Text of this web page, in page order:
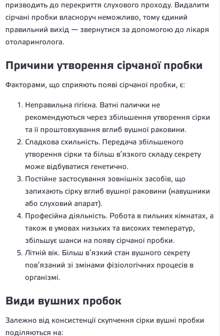
призводить до перекриття слухового проходу. Видалити
сірчані пробки власноруч неможливо, тому єдиний
правильний вихід — звернутися за допомогою до лікаря
отоларинголога.
Причини утворення сірчаної пробки
Факторами, що сприяють появі сірчаної пробки, є:
Неправильна гігієна. Ватні палички не
рекомендуються через збільшення утворення сірки
та її проштовхування вглиб вушної раковини.
Спадкова схильність. Передача збільшеного
утворення сірки та більш в’язкого складу секрету
може відбуватися генетично.
Постійне застосування зовнішніх засобів, що
запихають сірку вглиб вушної раковини (навушники
або слуховий апарат).
Професійна діяльність. Робота в пильних кімнатах, а
також в умовах низьких та високих температур,
збільшує шанси на появу сірчаної пробки.
Літній вік. Більш в’язкий стан вушного секрету
пов’язаний зі змінами фізіологічних процесів в
організмі.
Види вушних пробок
Залежно від консистенції скупчення сірки вушні пробки
поділяються на: